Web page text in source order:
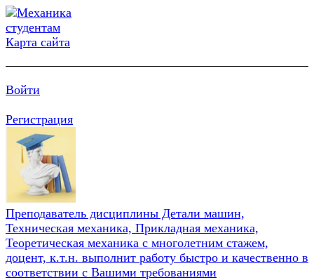
Карта сайта
Войти
Регистрация
Преподаватель дисциплины Детали машин,
Техническая механика, Прикладная механика,
Теоретическая механика с многолетним стажем,
доцент, к.т.н. выполнит работу быстро и качественно в
соответствии с Вашими требованиями